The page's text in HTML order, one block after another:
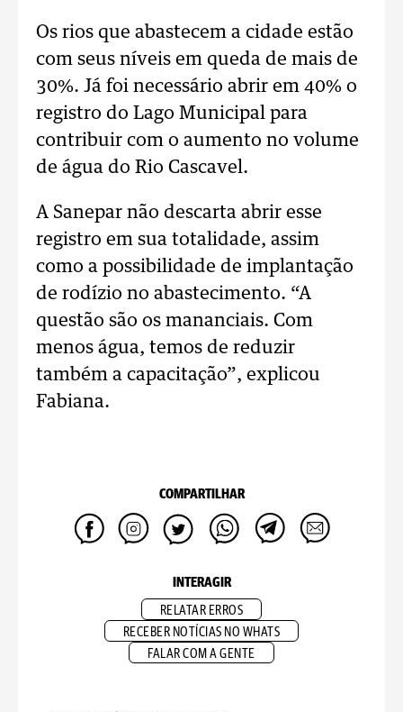
Os rios que abastecem a cidade estão
com seus níveis em queda de mais de
30%. Já foi necessário abrir em 40% o
registro do Lago Municipal para
contribuir com o aumento no volume
de água do Rio Cascavel.
A Sanepar não descarta abrir esse
registro em sua totalidade, assim
como a possibilidade de implantação
de rodízio no abastecimento. “A
questão são os mananciais. Com
menos água, temos de reduzir
também a capacitação”, explicou
Fabiana.
COMPARTILHAR
INTERAGIR
RELATAR ERROS
RECEBER NOTÍCIAS NO WHATS
FALAR COM A GENTE